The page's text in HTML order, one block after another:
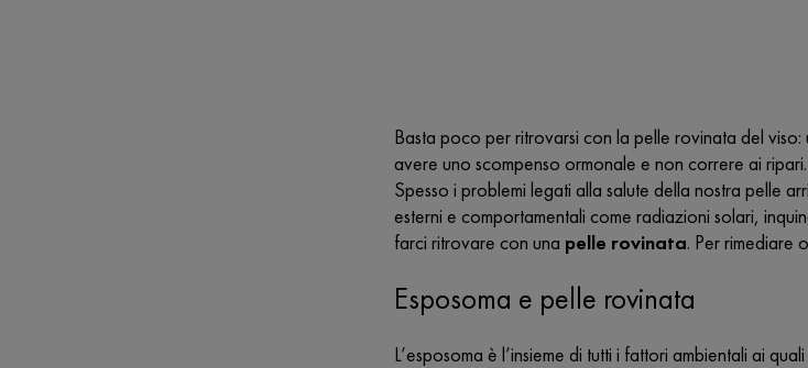
Basta poco per ritrovarsi con la pelle rovinata del
avere uno scompenso ormonale e non correre ai
Spesso i problemi legati alla salute della nostra pelle
esterni e comportamentali come radiazioni solari,
farci ritrovare con una pelle rovinata. Per rimediare
Esposoma e pelle rovinata
L’esposoma è l’insieme di tutti i fattori ambientali ai